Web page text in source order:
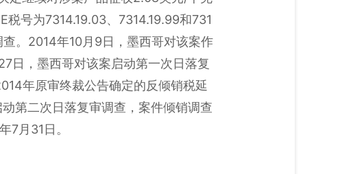
号为7314.19.03、7314.19.99和731
。2014年10月9日，墨西哥对该案作
日，墨西哥对该案启动第一次日落复
年原审终裁公告确定的反倾销税延
第二次日落复审调查，案件倾销调查
7月31日。